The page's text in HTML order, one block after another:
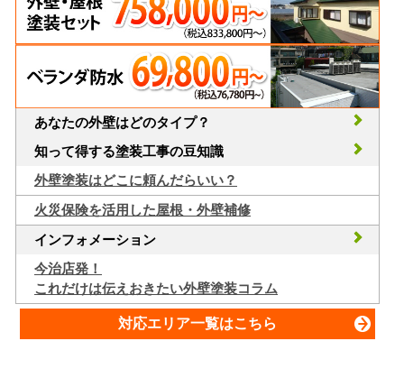
あなたの外壁はどのタイプ？
知って得する塗装工事の豆知識
外壁塗装はどこに頼んだらいい？
火災保険を活用した屋根・外壁補修
インフォメーション
今治店発！
これだけは伝えおきたい外壁塗装コラム
対応エリア一覧はこちら